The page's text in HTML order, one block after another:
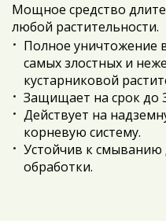
Мощное средство
любой растительности.
Полное уничтожение
самых злостных и
кустарниковой
Защищает на срок до
Действует на
корневую систему.
Устойчив к смыванию
обработки.